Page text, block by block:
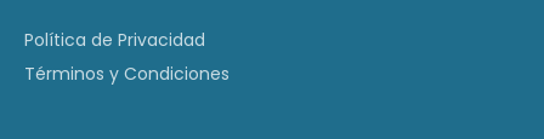
Política de Privacidad
Términos y Condiciones